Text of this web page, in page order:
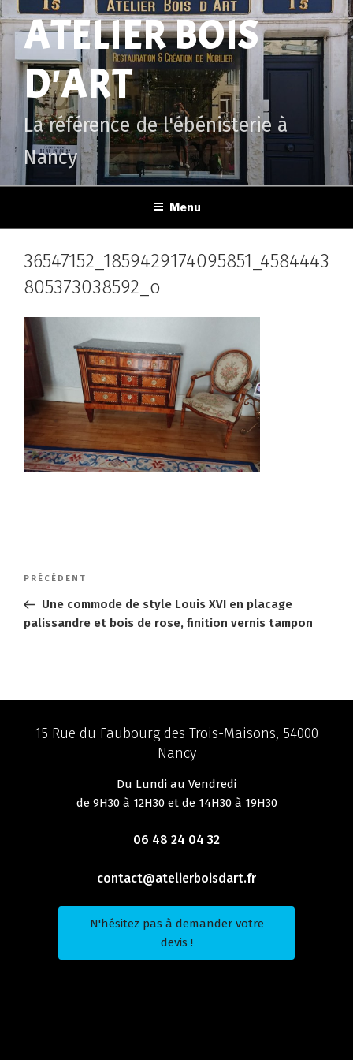
Aller
au
contenu
principal
ATELIER BOIS
D'ART
La référence de l'ébénisterie à
Nancy
Menu
36547152_1859429174095851_4584443
805373038592_o
Navigation
l’article
Article
précédent
PRÉCÉDENT
Une commode de style Louis XVI en placage
palissandre et bois de rose, finition vernis tampon
15 Rue du Faubourg des Trois-Maisons, 54000
Nancy
Du Lundi au Vendredi
de 9H30 à 12H30 et de 14H30 à 19H30
06 48 24 04 32
contact@atelierboisdart.fr
N'hésitez pas à demander votre
devis !